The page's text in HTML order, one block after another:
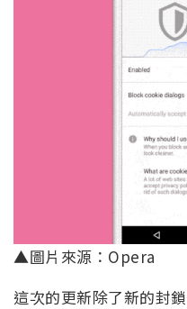
▲圖片來源：Opera
這次的更新除了新的封